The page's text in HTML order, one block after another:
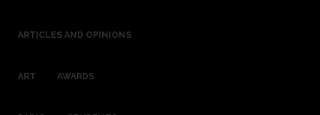
ARTICLES AND OPINIONS
ART AWARDS